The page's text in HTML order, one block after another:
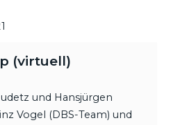
(virtuell)
und Hansjürgen
Vogel (DBS-Team) und